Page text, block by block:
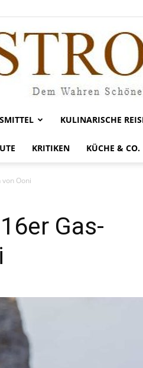
KULINARISCHE
KRITIKEN KÜCHE & CO.
Ooni
Gas-